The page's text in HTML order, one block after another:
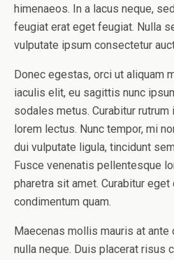
himenaeos. In a lacus neque,
feugiat erat eget feugiat. Nulla
vulputate ipsum consectetur
Donec egestas, orci ut aliquam
iaculis elit, eu sagittis nunc
sodales metus. Curabitur
lorem lectus. Nunc tempor, mi
dui vulputate ligula, tincidunt
Fusce venenatis pellentesque
pharetra sit amet. Curabitur eget
condimentum quam.
Maecenas mollis mauris at
nulla neque. Duis placerat risus